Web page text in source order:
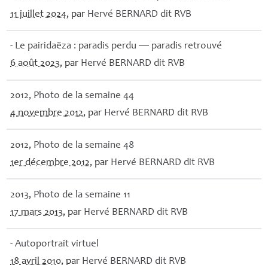
11 juillet 2024, par Hervé BERNARD dit RVB
- Le pairidaëza : paradis perdu — paradis retrouvé
6 août 2023, par Hervé BERNARD dit RVB
2012, Photo de la semaine 44
4 novembre 2012, par Hervé BERNARD dit RVB
2012, Photo de la semaine 48
1er décembre 2012, par Hervé BERNARD dit RVB
2013, Photo de la semaine 11
17 mars 2013, par Hervé BERNARD dit RVB
- Autoportrait virtuel
18 avril 2010, par Hervé BERNARD dit RVB